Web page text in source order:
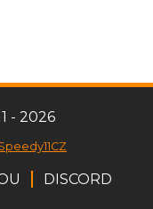
- 2026
DISCORD